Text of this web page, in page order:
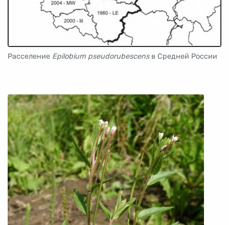
Расселение Epilobium pseudorubescensв Средней России